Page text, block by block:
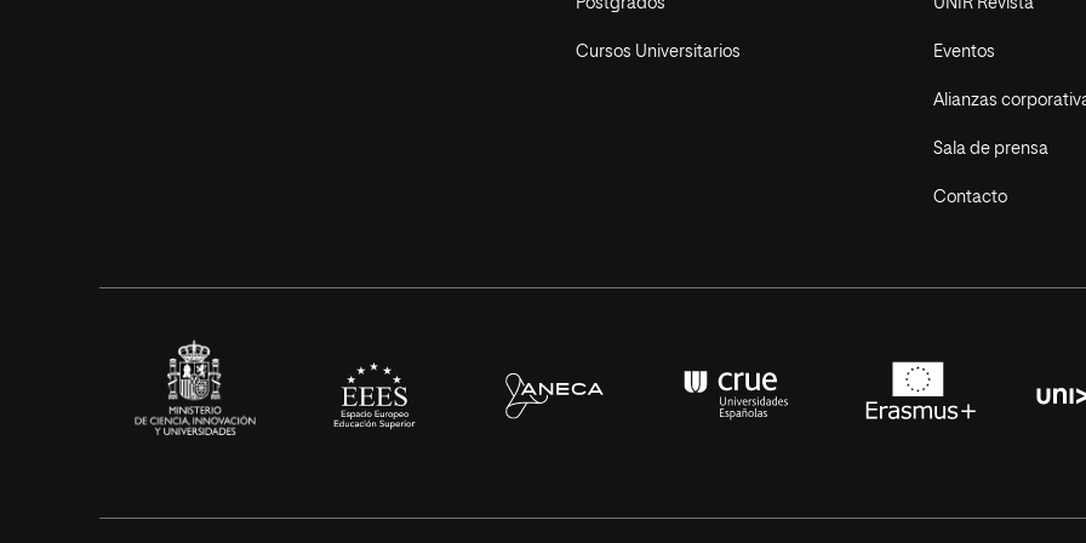
Postgrados
Cursos Universitarios
UNIR Revista
Eventos
Alianzas
Sala de prensa
Contacto